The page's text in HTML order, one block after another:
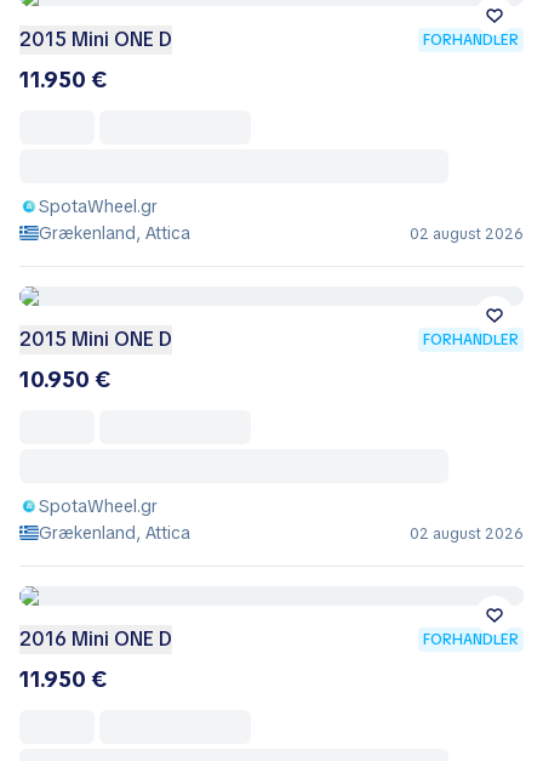
2015 Mini ONE D FORHANDLER
11.950 €
SpotaWheel.gr
Grækenland, Attica
02 august 2026
2015 Mini ONE D FORHANDLER
10.950 €
SpotaWheel.gr
Grækenland, Attica
02 august 2026
2016 Mini ONE D FORHANDLER
11.950 €